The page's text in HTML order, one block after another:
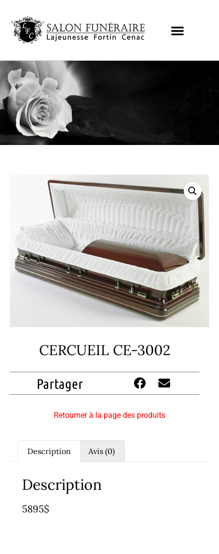
CERCUEIL CE-3002
Partager
Retourner à la page des produits
Description Avis (0)
Description
5895$